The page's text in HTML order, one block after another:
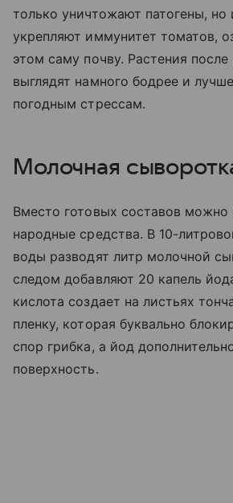
только уничтожают патогены, но
укрепляют иммунитет томатов,
этом саму почву. Растения
выглядят намного бодрее и
погодным стрессам.
Молочная
Вместо готовых составов можно
народные средства. В 10-
воды разводят литр молочной
следом добавляют 20 капель
кислота создает на листьях
пленку, которая буквально
спор грибка, а йод
поверхность.